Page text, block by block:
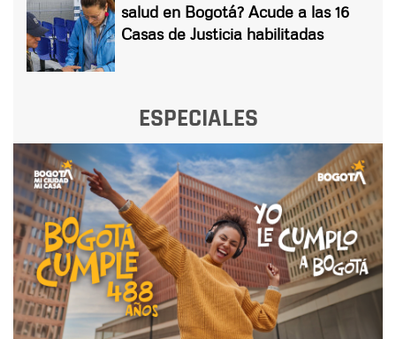
salud en Bogotá? Acude a las 16
Casas de Justicia habilitadas
ESPECIALES